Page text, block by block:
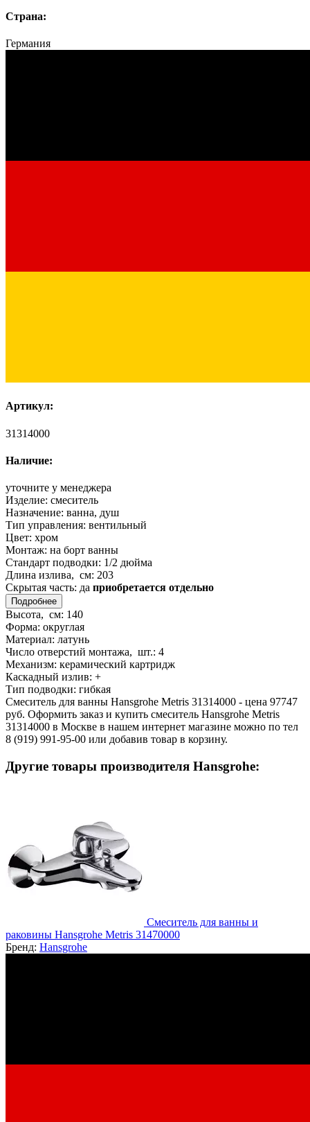
Страна:
Германия
Артикул:
31314000
Наличие:
уточните у менеджера
Изделие: смеситель
Назначение: ванна, душ
Тип управления: вентильный
Цвет: хром
Монтаж: на борт ванны
Стандарт подводки: 1/2 дюйма
Длина излива, см: 203
Скрытая часть: да приобретается отдельно
Подробнее
Высота, см: 140
Форма: округлая
Материал: латунь
Число отверстий монтажа, шт.: 4
Механизм: керамический картридж
Каскадный излив: +
Тип подводки: гибкая
Смеситель для ванны Hansgrohe Metris 31314000 - цена 97747
руб. Оформить заказ и купить смеситель Hansgrohe Metris
31314000 в Москве в нашем интернет магазине можно по тел
8 (919) 991-95-00 или добавив товар в корзину.
Другие товары производителя Hansgrohe:
Смеситель для ванны и
раковины Hansgrohe Metris 31470000
Бренд: Hansgrohe